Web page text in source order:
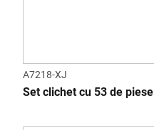
A7218-XJ
Set clichet cu 53 de piese